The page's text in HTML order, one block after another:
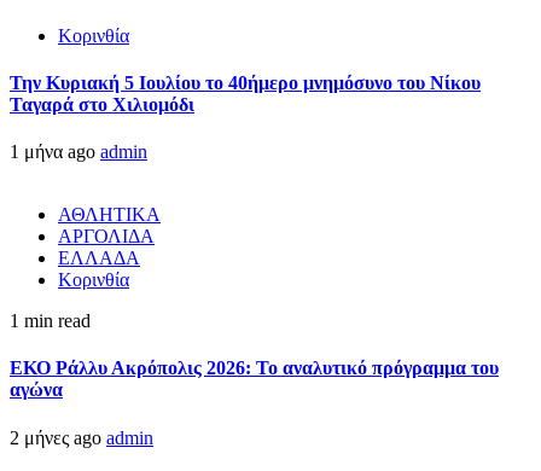
Κορινθία
Την Κυριακή 5 Ιουλίου το 40ήμερο μνημόσυνο του Νίκου
Ταγαρά στο Χιλιομόδι
1 μήνα ago admin
ΑΘΛΗΤΙΚΑ
ΑΡΓΟΛΙΔΑ
ΕΛΛΑΔΑ
Κορινθία
1 min read
ΕΚΟ Ράλλυ Ακρόπολις 2026: Το αναλυτικό πρόγραμμα του
αγώνα
2 μήνες ago admin